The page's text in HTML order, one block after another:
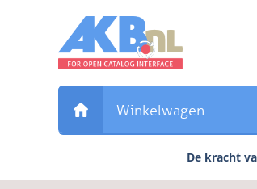
Direct
het
Winkelwagen
De kracht